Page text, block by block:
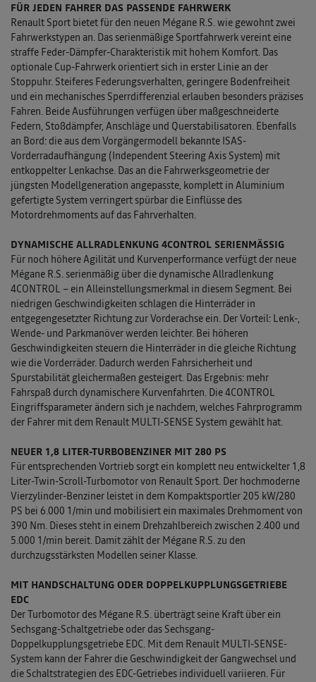
FÜR JEDEN FAHRER DAS PASSENDE FAHRWERK
Renault Sport bietet für den neuen Mégane R.S. wie gewohnt zwei
Fahrwerkstypen an. Das serienmäßige Sportfahrwerk vereint eine
straffe Feder-Dämpfer-Charakteristik mit hohem Komfort. Das
optionale Cup-Fahrwerk orientiert sich in erster Linie an der
Stoppuhr. Steiferes Federungsverhalten, geringere Bodenfreiheit
und ein mechanisches Sperrdifferenzial erlauben besonders präzises
Fahren. Beide Ausführungen verfügen über maßgeschneiderte
Federn, Stoßdämpfer, Anschläge und Querstabilisatoren. Ebenfalls
an Bord: die aus dem Vorgängermodell bekannte ISAS-
Vorderradaufhängung (Independent Steering Axis System) mit
entkoppelter Lenkachse. Das an die Fahrwerksgeometrie der
jüngsten Modellgeneration angepasste, komplett in Aluminium
gefertigte System verringert spürbar die Einflüsse des
Motordrehmoments auf das Fahrverhalten.
DYNAMISCHE ALLRADLENKUNG 4CONTROL SERIENMÄSSIG
Für noch höhere Agilität und Kurvenperformance verfügt der neue
Mégane R.S. serienmäßig über die dynamische Allradlenkung
4CONTROL – ein Alleinstellungsmerkmal in diesem Segment. Bei
niedrigen Geschwindigkeiten schlagen die Hinterräder in
entgegengesetzter Richtung zur Vorderachse ein. Der Vorteil: Lenk-,
Wende- und Parkmanöver werden leichter. Bei höheren
Geschwindigkeiten steuern die Hinterräder in die gleiche Richtung
wie die Vorderräder. Dadurch werden Fahrsicherheit und
Spurstabilität gleichermaßen gesteigert. Das Ergebnis: mehr
Fahrspaß durch dynamischere Kurvenfahrten. Die 4CONTROL
Eingriffsparameter ändern sich je nachdem, welches Fahrprogramm
der Fahrer mit dem Renault MULTI-SENSE System gewählt hat.
NEUER 1,8 LITER-TURBOBENZINER MIT 280 PS
Für entsprechenden Vortrieb sorgt ein komplett neu entwickelter 1,8
Liter-Twin-Scroll-Turbomotor von Renault Sport. Der hochmoderne
Vierzylinder-Benziner leistet in dem Kompaktsportler 205 kW/280
PS bei 6.000 1/min und mobilisiert ein maximales Drehmoment von
390 Nm. Dieses steht in einem Drehzahlbereich zwischen 2.400 und
5.000 1/min bereit. Damit zählt der Mégane R.S. zu den
durchzugsstärksten Modellen seiner Klasse.
MIT HANDSCHALTUNG ODER DOPPELKUPPLUNGSGETRIEBE
EDC
Der Turbomotor des Mégane R.S. überträgt seine Kraft über ein
Sechsgang-Schaltgetriebe oder das Sechsgang-
Doppelkupplungsgetriebe EDC. Mit dem Renault MULTI-SENSE-
System kann der Fahrer die Geschwindigkeit der Gangwechsel und
die Schaltstrategien des EDC-Getriebes individuell variieren. Für